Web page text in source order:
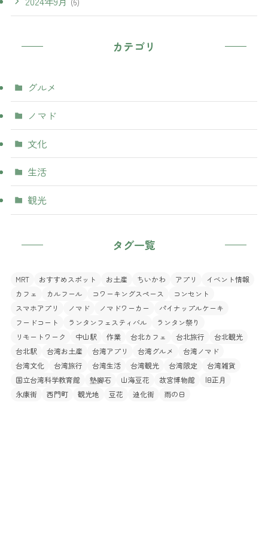
カテゴリ
グルメ
ノマド
文化
生活
観光
タグ一覧
MRT おすすめスポット お土産 ちいかわ アプリ
イベント情報
カフェ
カルフール コワーキングスペース
コンセント
スマホアプリ
ノマド ノマドワーカー
パイナップルケーキ
フードコート
ランタンフェスティバル
ランタン祭り
リモートワーク
中山駅 作業 台北カフェ 台北旅行
台北観光
台北駅
台湾お土産 台湾アプリ 台湾グルメ
台湾ノマド
台湾文化
台湾旅行 台湾生活 台湾観光 台湾限定
台湾雑貨
国立台湾科学教育館
墊腳石 山海豆花 故宮博物館
旧正月
永康街
西門町 観光地 豆花 迪化街 雨の日